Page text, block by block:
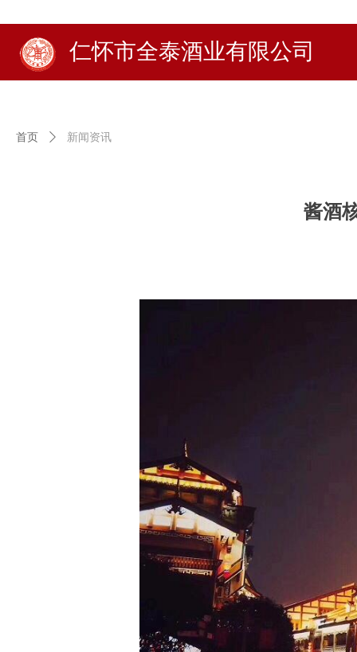
仁怀市全泰酒业有限公司
酱酒
首页 ꄲ 新闻资讯